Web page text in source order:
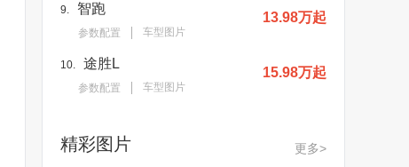
9. 智跑
参数配置 车型图片
13.98万起
10. 途胜L
参数配置 车型图片
15.98万起
精彩图片 更多>